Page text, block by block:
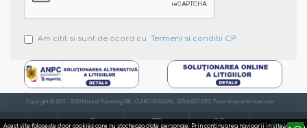
Am citit si sunt de acord cu Termeni si conditii CP
Copyright © 2013 - 2020 Natural Parenting SRL. CUI RO35363696, J23/4607/2015. Toate drepturile rezervate
Acest site foloseşte doar cookies care nu stocheaza date personale. Prin continuarea navigarii in site va